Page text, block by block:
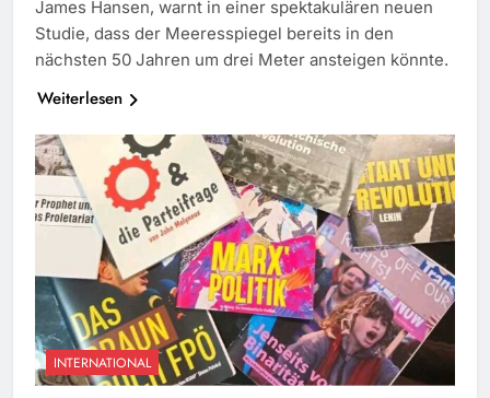
James Hansen, warnt in einer spektakulären neuen
Studie, dass der Meeresspiegel bereits in den
nächsten 50 Jahren um drei Meter ansteigen könnte.
Weiterlesen
INTERNATIONAL